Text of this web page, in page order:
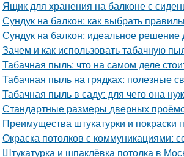
Ящик для хранения на балконе с
Сундук на балкон: как выбрать
Сундук на балкон: идеальное
Зачем и как использовать табачную
Табачная пыль: что на самом деле
Табачная пыль на грядках: полезные
Табачная пыль в саду: для чего она
Стандартные размеры дверных
Преимущества штукатурки и
Окраска потолков с коммуникациями:
Штукатурка и шпаклёвка потолка в